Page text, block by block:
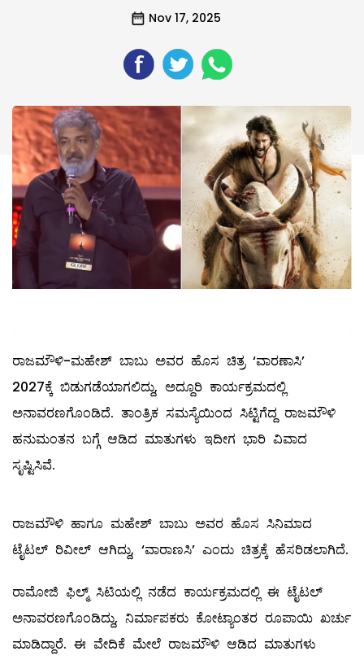
Nov 17, 2025
ರಾಜಮೌಳಿ-ಮಹೇಶ್ ಬಾಬು ಅವರ ಹೊಸ ಚಿತ್ರ ‘ವಾರಣಾಸಿ’
2027ಕ್ಕೆ ಬಿಡುಗಡೆಯಾಗಲಿದ್ದು, ಅದ್ದೂರಿ ಕಾರ್ಯಕ್ರಮದಲ್ಲಿ
ಅನಾವರಣಗೊಂಡಿದೆ. ತಾಂತ್ರಿಕ ಸಮಸ್ಯೆಯಿಂದ ಸಿಟ್ಟಿಗೆದ್ದ ರಾಜಮೌಳಿ
ಹನುಮಂತನ ಬಗ್ಗೆ ಆಡಿದ ಮಾತುಗಳು ಇದೀಗ ಭಾರಿ ವಿವಾದ
ಸೃಷ್ಟಿಸಿವೆ.
ರಾಜಮೌಳಿ ಹಾಗೂ ಮಹೇಶ್ ಬಾಬು ಅವರ ಹೊಸ ಸಿನಿಮಾದ
ಟೈಟಲ್ ರಿವೀಲ್ ಆಗಿದ್ದು, ‘ವಾರಾಣಸಿ’ ಎಂದು ಚಿತ್ರಕ್ಕೆ ಹೆಸರಿಡಲಾಗಿದೆ.
ರಾಮೋಜಿ ಫಿಲ್ಮ್ ಸಿಟಿಯಲ್ಲಿ ನಡೆದ ಕಾರ್ಯಕ್ರಮದಲ್ಲಿ ಈ ಟೈಟಲ್
ಅನಾವರಣಗೊಂಡಿದ್ದು, ನಿರ್ಮಾಪಕರು ಕೋಟ್ಯಾಂತರ ರೂಪಾಯಿ ಖರ್ಚು
ಮಾಡಿದ್ದಾರೆ. ಈ ವೇದಿಕೆ ಮೇಲೆ ರಾಜಮೌಳಿ ಆಡಿದ ಮಾತುಗಳು